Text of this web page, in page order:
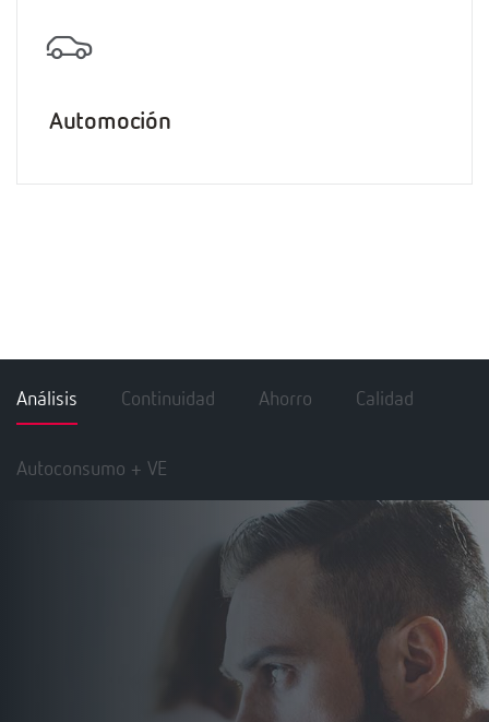
Automoción
Análisis Continuidad Ahorro Calidad
Autoconsumo + VE